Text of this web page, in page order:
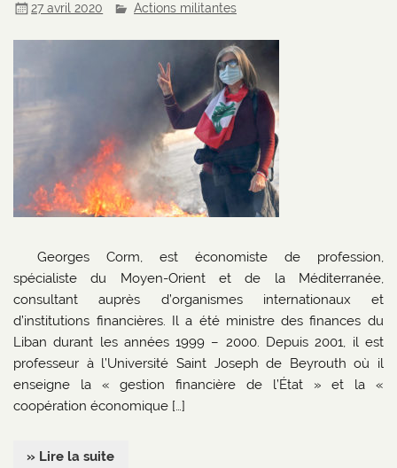
27 avril 2020 Actions militantes
Georges Corm, est économiste de profession,
spécialiste du Moyen-Orient et de la Méditerranée,
consultant auprès d’organismes internationaux et
d’institutions financières. Il a été ministre des finances du
Liban durant les années 1999 – 2000. Depuis 2001, il est
professeur à l’Université Saint Joseph de Beyrouth où il
enseigne la « gestion financière de l’État » et la «
coopération économique […]
» Lire la suite